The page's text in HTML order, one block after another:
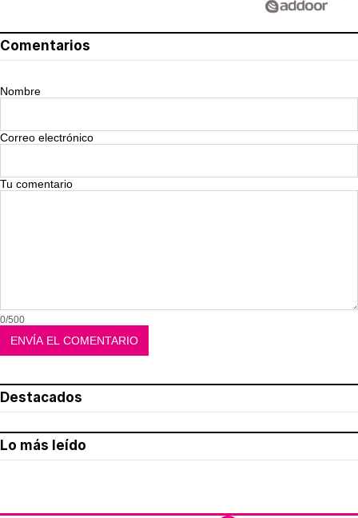
Comentarios
Nombre
Correo electrónico
Tu comentario
0/500
Destacados
Lo más leído